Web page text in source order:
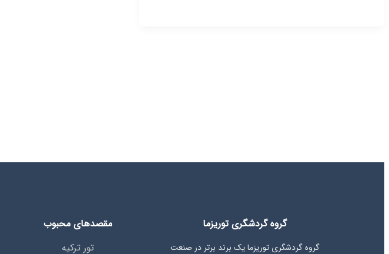
گروه گردشگری توریزما
گروه گردشگری توریزما یک برند برتر در صنعت
مقصدهای محبوب
تور ترکیه